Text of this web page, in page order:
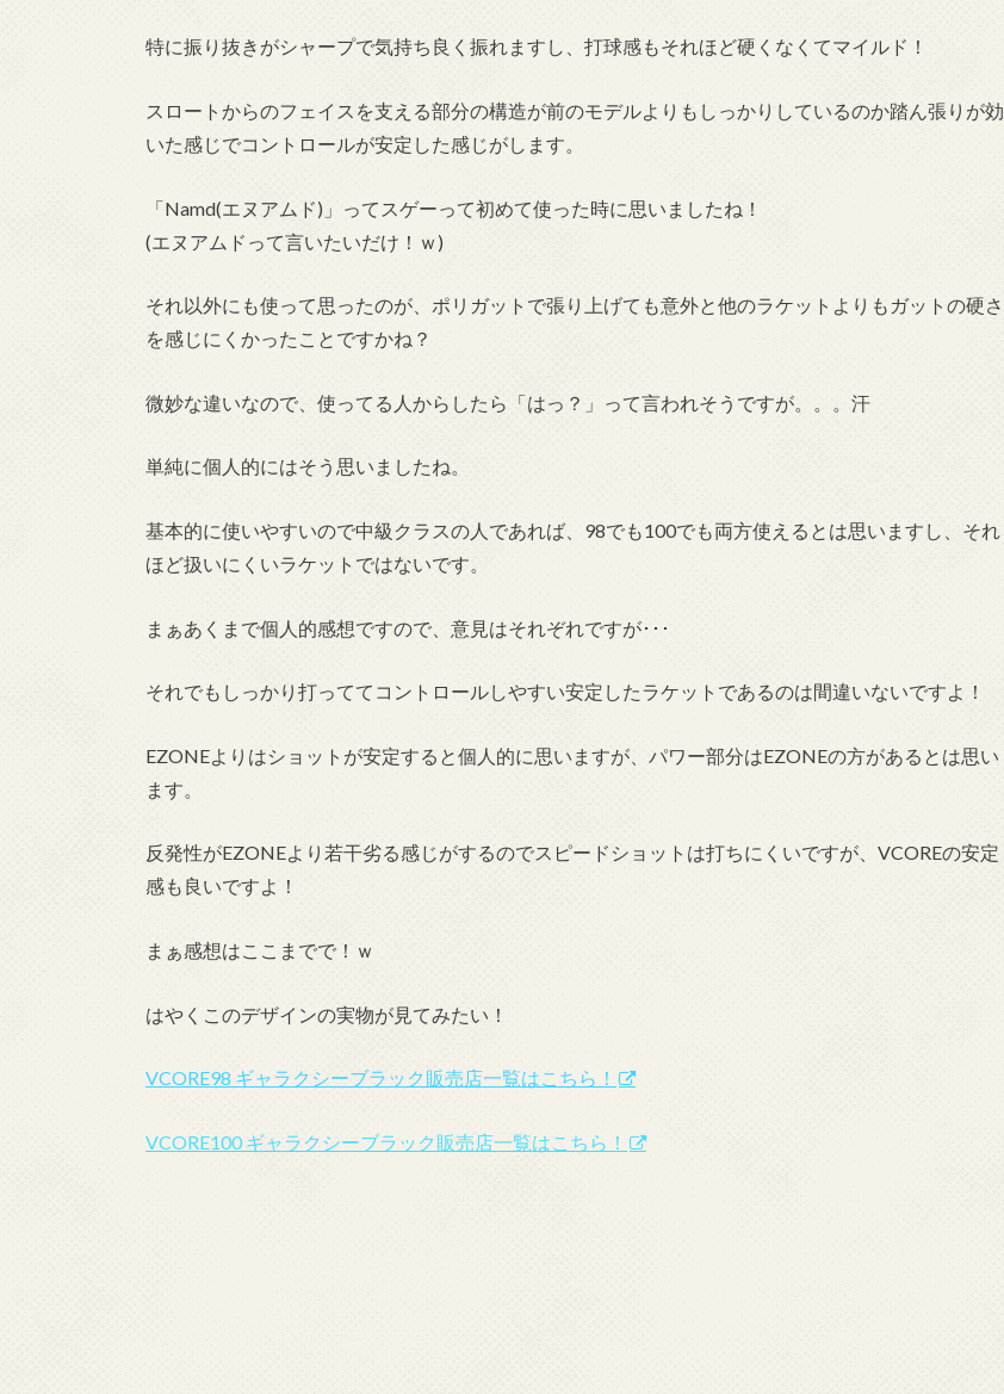
特に振り抜きがシャープで気持ち良く振れますし、打球感もそれほど硬くなくてマイルド！
スロートからのフェイスを支える部分の構造が前のモデルよりもしっかりしているのか踏ん張りが効
いた感じでコントロールが安定した感じがします。
「Namd(エヌアムド)」ってスゲーって初めて使った時に思いましたね！
(エヌアムドって言いたいだけ！ｗ)
それ以外にも使って思ったのが、ポリガットで張り上げても意外と他のラケットよりもガットの硬さ
を感じにくかったことですかね？
微妙な違いなので、使ってる人からしたら「はっ？」って言われそうですが。。。汗
単純に個人的にはそう思いましたね。
基本的に使いやすいので中級クラスの人であれば、98でも100でも両方使えるとは思いますし、それ
ほど扱いにくいラケットではないです。
まぁあくまで個人的感想ですので、意見はそれぞれですが･･･
それでもしっかり打っててコントロールしやすい安定したラケットであるのは間違いないですよ！
EZONEよりはショットが安定すると個人的に思いますが、パワー部分はEZONEの方があるとは思い
ます。
反発性がEZONEより若干劣る感じがするのでスピードショットは打ちにくいですが、VCOREの安定
感も良いですよ！
まぁ感想はここまでで！ｗ
はやくこのデザインの実物が見てみたい！
VCORE98 ギャラクシーブラック販売店一覧はこちら！
VCORE100 ギャラクシーブラック販売店一覧はこちら！